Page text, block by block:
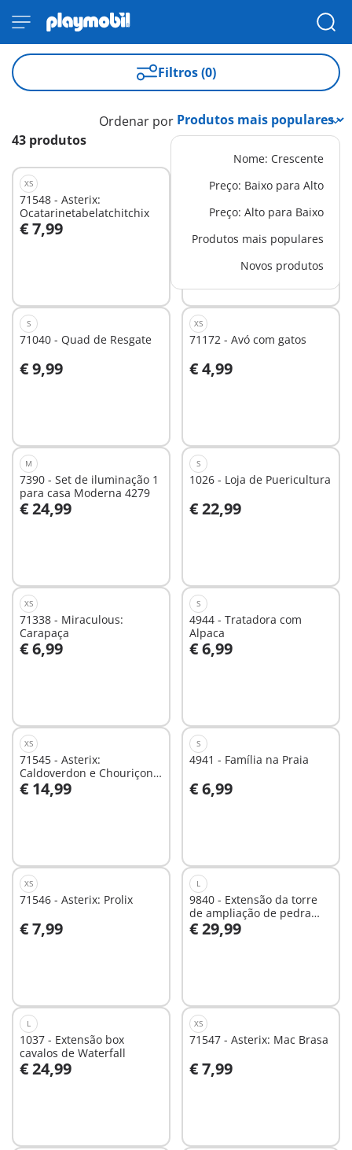
Filtros (0)
43 produtos
Ordenar por
Nome: Crescente
Preço: Baixo para Alto
Preço: Alto para Baixo
Produtos mais populares
Novos produtos
XS
71548 - Asterix:
Ocatarinetabelatchitchix
€ 7,99
Ao carrinho
de Gémeos
Ao carrinho
S
71040 - Quad de Resgate
€ 9,99
Ao carrinho
XS
71172 - Avó com gatos
€ 4,99
Ao carrinho
M
7390 - Set de iluminação 1
para casa Moderna 4279
€ 24,99
Ao carrinho
S
1026 - Loja de Puericultura
€ 22,99
Ao carrinho
XS
71338 - Miraculous:
Carapaça
€ 6,99
Ao carrinho
S
4944 - Tratadora com
Alpaca
€ 6,99
Ao carrinho
XS
71545 - Asterix:
Caldoverdon e Chouriçon
e Pepe
€ 14,99
Ao carrinho
S
4941 - Família na Praia
€ 6,99
Ao carrinho
XS
71546 - Asterix: Prolix
€ 7,99
Ao carrinho
L
9840 - Extensão da torre
de ampliação de pedra
para o Grande Castelo de
Novelmore
€ 29,99
Ao carrinho
L
1037 - Extensão box
cavalos de Waterfall
€ 24,99
Ao carrinho
XS
71547 - Asterix: Mac Brasa
€ 7,99
Ao carrinho